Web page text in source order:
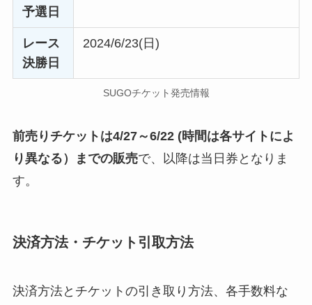
予選日
レース
決勝日
2024/6/23(日)
SUGOチケット発売情報
前売りチケットは4/27～6/22 (時間は各サイトによ
り異なる）までの販売で、以降は当日券となりま
す。
決済方法・チケット引取方法
決済方法とチケットの引き取り方法、各手数料な